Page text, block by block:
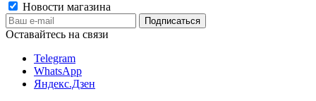
Новости магазина
Оставайтесь на связи
Telegram
WhatsApp
Яндекс.Дзен